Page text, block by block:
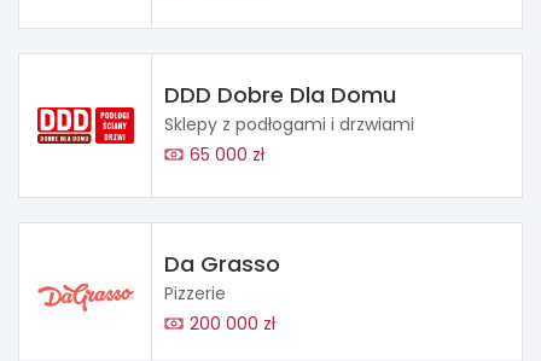
DDD Dobre Dla Domu
Sklepy z podłogami i drzwiami
65 000 zł
Da Grasso
Pizzerie
200 000 zł